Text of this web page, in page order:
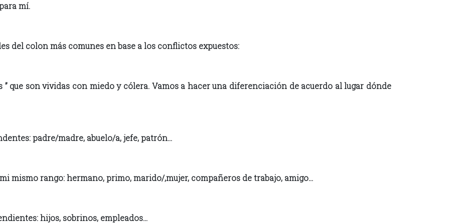
mí.
del colon más comunes en base a los conflictos expuestos:
que son vividas con miedo y cólera. Vamos a hacer una diferenciación de acuerdo al lugar dónde
padre/madre, abuelo/a, jefe, patrón…
mismo rango: hermano, primo, marido/,mujer, compañeros de trabajo, amigo…
hijos, sobrinos, empleados…